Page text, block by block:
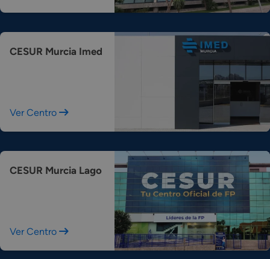
CESUR Murcia Imed
Ver Centro
CESUR Murcia Lago
Ver Centro